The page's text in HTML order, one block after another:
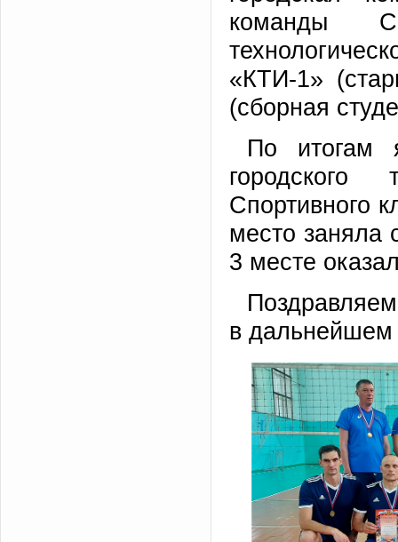
команды
«КТИ-1»
(сборная
По итогам
Спортивного
место заняла
3 месте
в